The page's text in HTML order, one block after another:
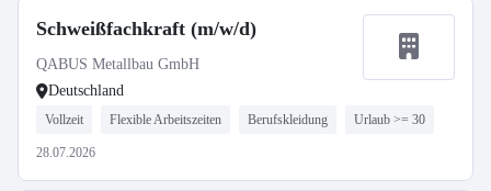
Schweißfachkraft (m/w/d)
QABUS Metallbau GmbH
Deutschland
Vollzeit Flexible Arbeitszeiten Berufskleidung Urlaub >= 30
28.07.2026